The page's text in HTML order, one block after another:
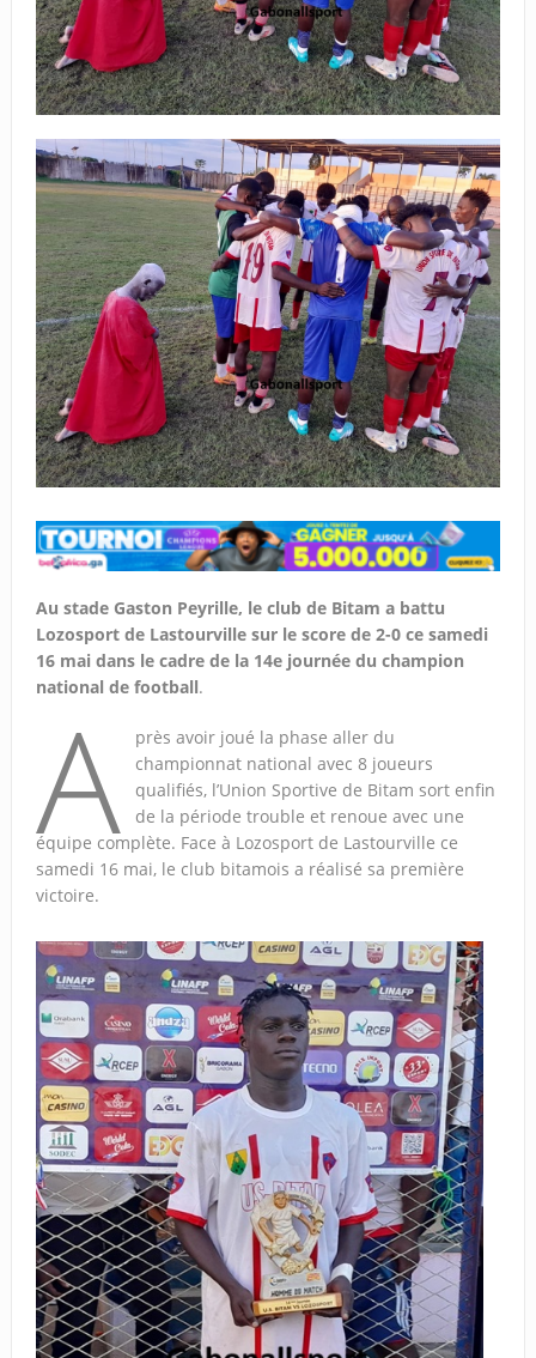
Au stade Gaston Peyrille, le club de Bitam a battu
Lozosport de Lastourville sur le score de 2-0 ce samedi
16 mai dans le cadre de la 14e journée du champion
national de football.
A
près avoir joué la phase aller du
championnat national avec 8 joueurs
qualifiés, l’Union Sportive de Bitam sort enfin
de la période trouble et renoue avec une
équipe complète. Face à Lozosport de Lastourville ce
samedi 16 mai, le club bitamois a réalisé sa première
victoire.